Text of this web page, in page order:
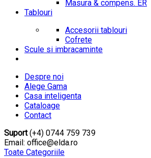
Masura & compens. ER
Tablouri
Accesorii tablouri
Cofrete
Scule si imbracaminte
Despre noi
Alege Gama
Casa inteligenta
Cataloage
Contact
Suport(+4) 0744 759 739
Email: office@elda.ro
Toate Categoriile